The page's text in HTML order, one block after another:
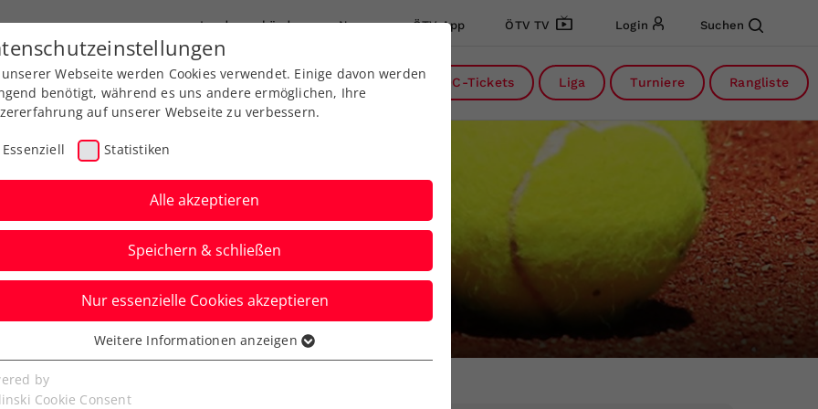
Landesverbände News ÖTV App ÖTV TV Login Suchen
Ausbildung Services Über uns DC-Tickets Liga Turniere Rangliste
Aktuelle News
Webseite werden Cookies verwendet. Einige davon werden
benötigt, während es uns andere ermöglichen, Ihre
auf unserer Webseite zu verbessern.
Essenziell Statistiken
Alle akzeptieren
Speichern & schließen
Nur essenzielle Cookies akzeptieren
Cookies werden für grundlegende Funktionen der
benötigt. Dadurch ist gewährleistet, dass die Webseite
Weitere Informationen anzeigen
by
Cookie Consent